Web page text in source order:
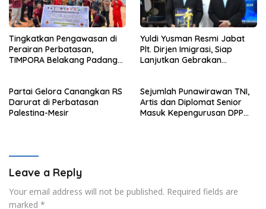
Tingkatkan Pengawasan di
Perairan Perbatasan,
TIMPORA Belakang Padang
Yuldi Yusman Resmi Jabat
Plt. Dirjen Imigrasi, Siap
Lanjutkan Gebrakan
Partai Gelora Canangkan RS
Darurat di Perbatasan
Palestina-Mesir
Sejumlah Punawirawan TNI,
Artis dan Diplomat Senior
Masuk Kepengurusan DPP
Leave a Reply
Your email address will not be published. Required fields are
marked *